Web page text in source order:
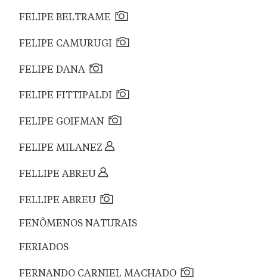
FELIPE BELTRAME
FELIPE CAMURUGI
FELIPE DANA
FELIPE FITTIPALDI
FELIPE GOIFMAN
FELIPE MILANEZ
FELLIPE ABREU
FELLIPE ABREU
FENÔMENOS NATURAIS
FERIADOS
FERNANDO CARNIEL MACHADO